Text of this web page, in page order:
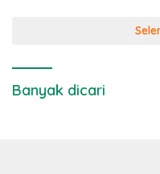
Banyak dicari